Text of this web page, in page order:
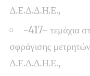
Δ.Ε.Δ.Δ.Η.Ε.,
-417- τεμάχια
σφράγισης
Δ.Ε.Δ.Δ.Η.Ε.,